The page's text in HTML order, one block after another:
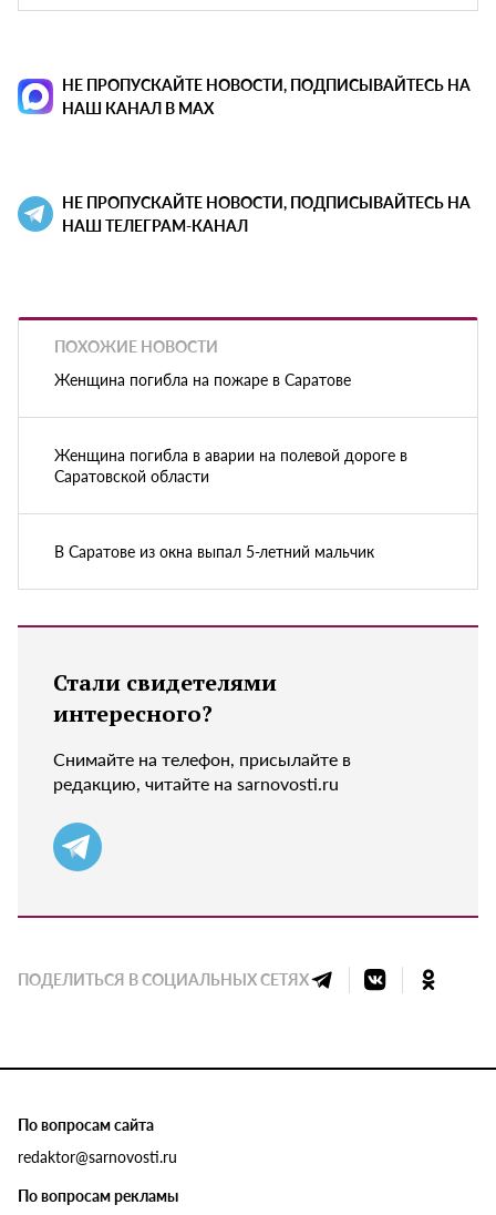
НЕ ПРОПУСКАЙТЕ НОВОСТИ, ПОДПИСЫВАЙТЕСЬ НА
НАШ КАНАЛ В MAX
НЕ ПРОПУСКАЙТЕ НОВОСТИ, ПОДПИСЫВАЙТЕСЬ НА
НАШ ТЕЛЕГРАМ-КАНАЛ
ПОХОЖИЕ НОВОСТИ
Женщина погибла на пожаре в Саратове
Женщина погибла в аварии на полевой дороге в
Саратовской области
В Саратове из окна выпал 5-летний мальчик
Стали свидетелями
интересного?
Снимайте на телефон, присылайте в
редакцию, читайте на sarnovosti.ru
ПОДЕЛИТЬСЯ В СОЦИАЛЬНЫХ СЕТЯХ
По вопросам сайта
redaktor@sarnovosti.ru
По вопросам рекламы